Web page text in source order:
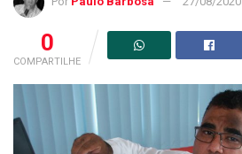
0
COMPARTILHE